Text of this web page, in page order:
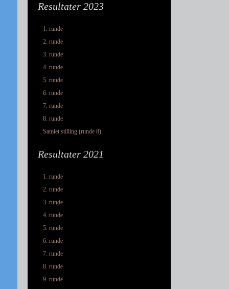
Resultater 2023
1. runde
2. runde
3. runde
4. runde
5. runde
6. runde
7. runde
8. runde
Samlet stilling (runde 8)
Resultater 2021
1. runde
2. runde
3. runde
4. runde
5. runde
6. runde
7. runde
8. runde
9. runde